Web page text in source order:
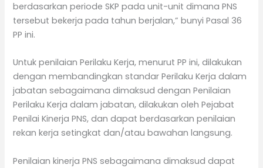
berdasarkan periode SKP pada unit-unit dimana PNS
tersebut bekerja pada tahun berjalan,” bunyi Pasal 36
PP ini.
Untuk penilaian Perilaku Kerja, menurut PP ini, dilakukan
dengan membandingkan standar Perilaku Kerja dalam
jabatan sebagaimana dimaksud dengan Penilaian
Perilaku Kerja dalam jabatan, dilakukan oleh Pejabat
Penilai Kinerja PNS, dan dapat berdasarkan penilaian
rekan kerja setingkat dan/atau bawahan langsung.
Penilaian kinerja PNS sebagaimana dimaksud dapat